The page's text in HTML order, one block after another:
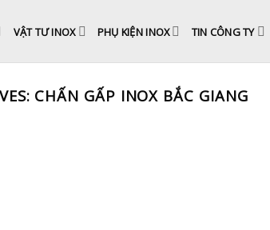
VẬT TƯ INOX PHỤ KIỆN INOX TIN CÔNG TY
CHẤN GẤP INOX BẮC GIANG